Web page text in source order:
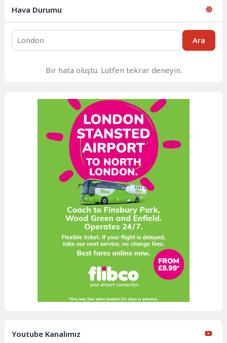
Hava Durumu
Ara
Bir hata oluştu. Lütfen tekrar deneyin.
Youtube Kanalımız